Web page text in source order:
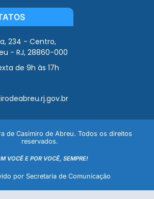
234 - Centro,
- RJ, 28860-000
de 9h às 17h
de Casimiro de Abreu. Todos os direitos
reservados.
VOCÊ E POR VOCÊ, SEMPRE!
por Secretaria de Comunicação